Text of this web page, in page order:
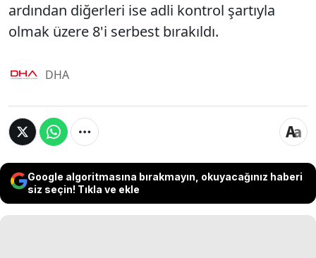
ardından diğerleri ise adli kontrol şartıyla
olmak üzere 8'i serbest bırakıldı.
DHA
Google algoritmasına bırakmayın, okuyacağınız haberi
siz seçin! Tıkla ve ekle